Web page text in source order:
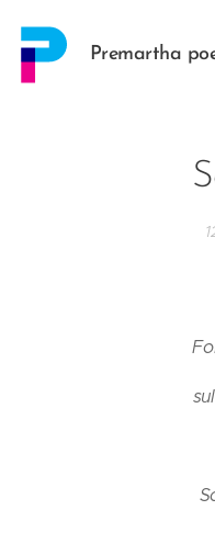
Premartha